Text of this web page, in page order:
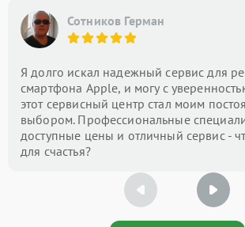
Сотников Герман
Я долго искал надежный сервис для
смартфона Apple, и могу с
этот сервисный центр стал моим
выбором. Профессиональные
доступные цены и отличный сервис -
для счастья?